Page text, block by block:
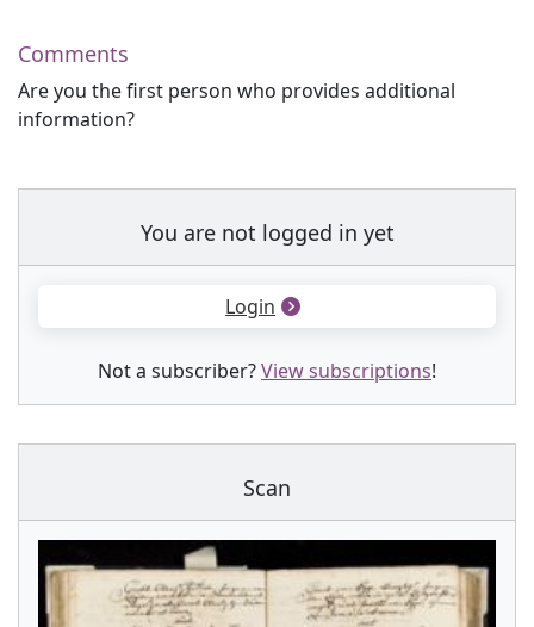
Comments
Are you the first person who provides additional
information?
You are not logged in yet
Login
Not a subscriber?View subscriptions!
Scan